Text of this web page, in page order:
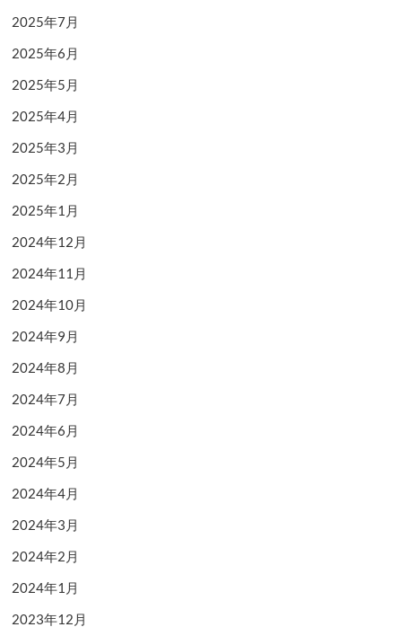
2025年7月
2025年6月
2025年5月
2025年4月
2025年3月
2025年2月
2025年1月
2024年12月
2024年11月
2024年10月
2024年9月
2024年8月
2024年7月
2024年6月
2024年5月
2024年4月
2024年3月
2024年2月
2024年1月
2023年12月